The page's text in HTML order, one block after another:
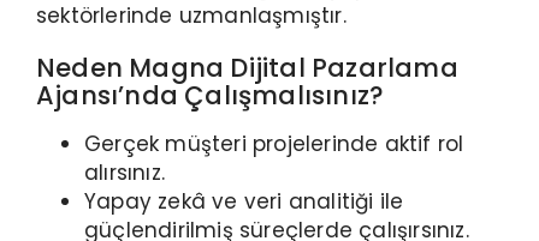
sektörlerinde uzmanlaşmıştır.
Neden Magna Dijital Pazarlama
Ajansı’nda Çalışmalısınız?
Gerçek müşteri projelerinde aktif rol
alırsınız.
Yapay zekâ ve veri analitiği ile
güçlendirilmiş süreçlerde çalışırsınız.